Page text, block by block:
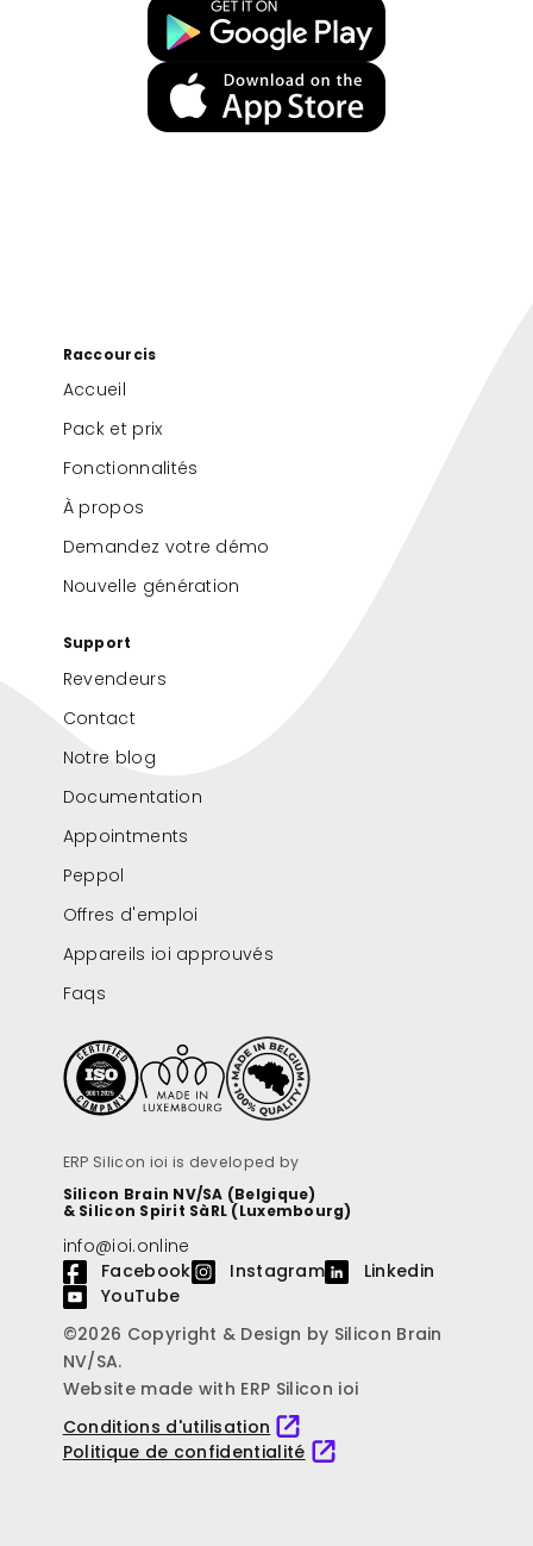
Raccourcis
Accueil
Pack et prix
Fonctionnalités
À propos
Demandez votre démo
Nouvelle génération
Support
Revendeurs
Contact
Notre blog
Documentation
Appointments
Peppol
Offres d'emploi
Appareils ioi approuvés
Faqs
ERP Silicon ioi is developed by
Silicon Brain NV/SA (Belgique)
& Silicon Spirit SàRL (Luxembourg)
info@ioi.online
Facebook
Instagram
Linkedin
YouTube
©2026 Copyright & Design by Silicon Brain
NV/SA.
Website made with ERP Silicon ioi
Conditions d'utilisation
Politique de confidentialité